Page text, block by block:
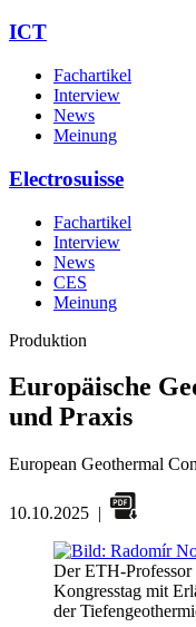
ICT
Fachartikel
Interview
News
Meinung
Electrosuisse
Fachartikel
Interview
News
CES
Meinung
Produktion
Europäische
und Praxis
European Geothermal
10.10.2025 |
Der ETH-Professor
Kongresstag mit
der